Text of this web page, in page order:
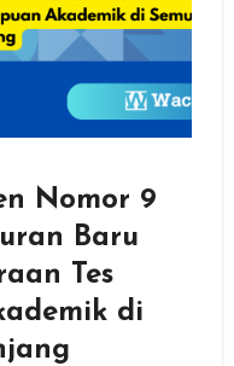
Nomor 9
Baru
Tes
di